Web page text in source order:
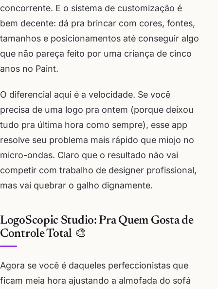
concorrente. E o sistema de customização é
bem decente: dá pra brincar com cores, fontes,
tamanhos e posicionamentos até conseguir algo
que não pareça feito por uma criança de cinco
anos no Paint.
O diferencial aqui é a velocidade. Se você
precisa de uma logo pra ontem (porque deixou
tudo pra última hora como sempre), esse app
resolve seu problema mais rápido que miojo no
micro-ondas. Claro que o resultado não vai
competir com trabalho de designer profissional,
mas vai quebrar o galho dignamente.
LogoScopic Studio: Pra Quem Gosta de
Controle Total 🎨
Agora se você é daqueles perfeccionistas que
ficam meia hora ajustando a almofada do sofá